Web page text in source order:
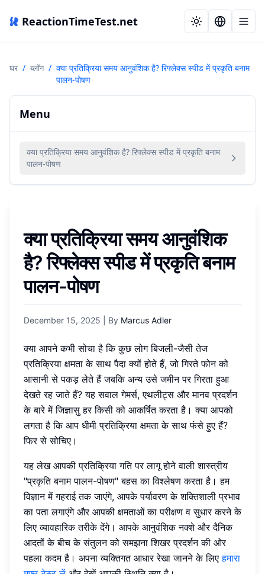
ReactionTimeTest.net
घर / ब्लॉग / क्या प्रतिक्रिया समय आनुवंशिक है? रिफ्लेक्स स्पीड में प्रकृति बनाम
पालन-पोषण
Menu
क्या प्रतिक्रिया समय आनुवंशिक है? रिफ्लेक्स स्पीड में प्रकृति बनाम
पालन-पोषण
क्या प्रतिक्रिया समय आनुवंशिक
है? रिफ्लेक्स स्पीड में प्रकृति बनाम
पालन-पोषण
December 15, 2025 | By Marcus Adler
क्या आपने कभी सोचा है कि कुछ लोग बिजली-जैसी तेज
प्रतिक्रिया क्षमता के साथ पैदा क्यों होते हैं, जो गिरते फोन को
आसानी से पकड़ लेते हैं जबकि अन्य उसे जमीन पर गिरता हुआ
देखते रह जाते हैं? यह सवाल गेमर्स, एथलीट्स और मानव प्रदर्शन
के बारे में जिज्ञासु हर किसी को आकर्षित करता है। क्या आपको
लगता है कि आप धीमी प्रतिक्रिया क्षमता के साथ फंसे हुए हैं?
फिर से सोचिए।
यह लेख आपकी प्रतिक्रिया गति पर लागू होने वाली शास्त्रीय
"प्रकृति बनाम पालन-पोषण" बहस का विश्लेषण करता है। हम
विज्ञान में गहराई तक जाएंगे, आपके पर्यावरण के शक्तिशाली प्रभाव
का पता लगाएंगे और आपकी क्षमताओं का परीक्षण व सुधार करने के
लिए व्यावहारिक तरीके देंगे। आपके आनुवंशिक नक्शे और दैनिक
आदतों के बीच के संतुलन को समझना शिखर प्रदर्शन की ओर
पहला कदम है। अपना व्यक्तिगत आधार रेखा जानने के लिएहमारा